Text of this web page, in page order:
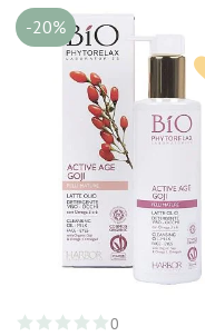
-20%
0